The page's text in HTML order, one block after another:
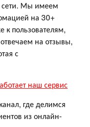
сети. Мы имеем
на 30+
к пользователям,
на отзывы,
с
наш сервис
где делимся
из онлайн-